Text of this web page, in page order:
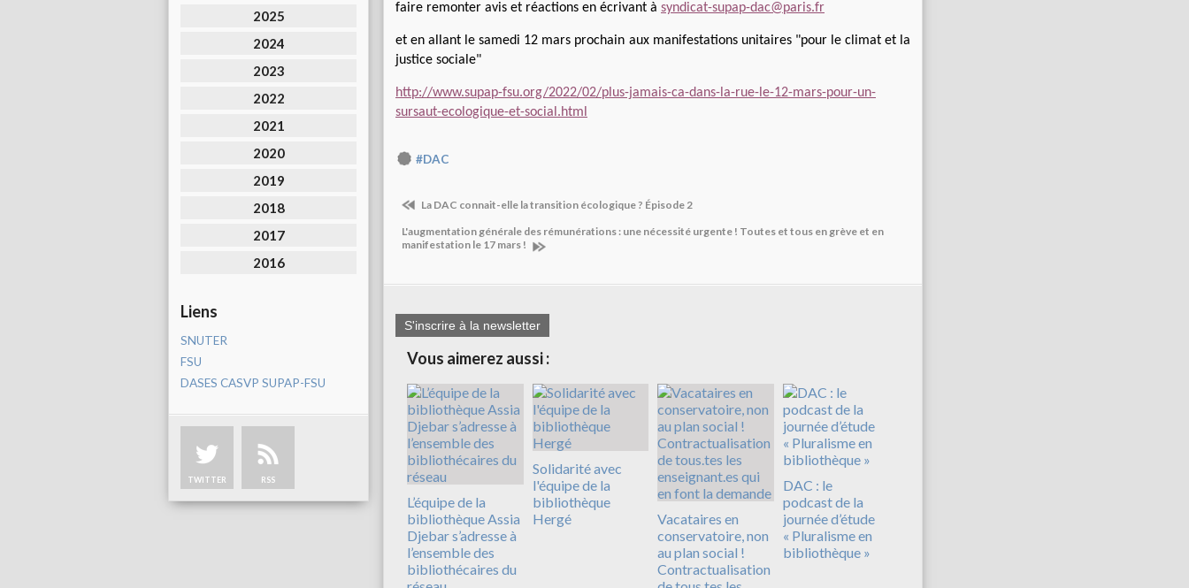
2025
2024
2023
2022
2021
2020
2019
2018
2017
2016
Liens
SNUTER
FSU
DASES CASVP SUPAP-FSU
TWITTER RSS
faire remonter avis et réactions en écrivant à syndicat-supap-dac@paris.fr
et en allant le samedi 12 mars prochain aux manifestations unitaires "pour le climat et la
justice sociale"
http://www.supap-fsu.org/2022/02/plus-jamais-ca-dans-la-rue-le-12-mars-pour-un-
sursaut-ecologique-et-social.html
#DAC
La DAC connait-elle la transition écologique ? Épisode 2
L'augmentation générale des rémunérations : une nécessité urgente ! Toutes et tous en grève et en
manifestation le 17 mars !
S'inscrire à la newsletter
Vous aimerez aussi :
L’équipe de la
bibliothèque Assia
Djebar s’adresse à
l’ensemble des
bibliothécaires du
Solidarité avec
l'équipe de la
bibliothèque
Hergé
Vacataires en
conservatoire, non
au plan social !
Contractualisation
DAC : le
podcast de la
journée d’étude
« Pluralisme en
bibliothèque »